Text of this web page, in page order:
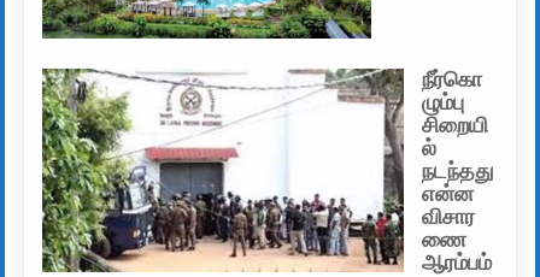
நீர்கொ
ழும்பு
சிறையி
ல்
நடந்தது
என்ன
விசார
ணை
ஆரம்பம்